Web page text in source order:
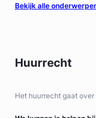
Bekijk alle
Huurrecht
Het huurrecht gaat